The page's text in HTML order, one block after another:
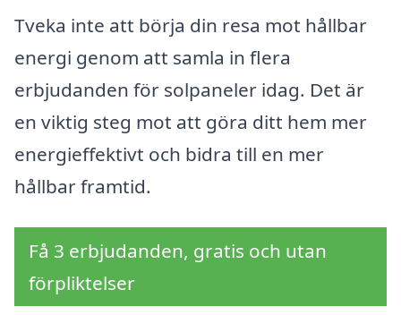
Tveka inte att börja din resa mot hållbar
energi genom att samla in flera
erbjudanden för solpaneler idag. Det är
en viktig steg mot att göra ditt hem mer
energieffektivt och bidra till en mer
hållbar framtid.
Få 3 erbjudanden, gratis och utan
förpliktelser